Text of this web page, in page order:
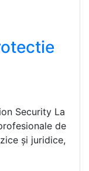
Security La
de
și juridice,